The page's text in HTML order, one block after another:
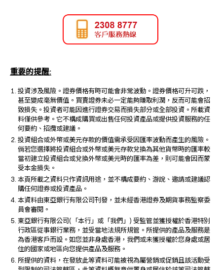
重要的提醒:
投資涉及風險。證券價格有時可能會非常波動。證券價格可升可跌，
甚至變成毫無價值。買賣證券未必一定能夠賺取利潤，反而可能會招
致損失。投資者可能因進行證券交易而損失部分或全部投資。所載資
料僅供參考。它不構成購買或出售任何投資產品或提供投資服務的任
何要約、招攬或建議。
投資組合或外幣或美元存款的價值需承受因匯率波動而產生的風險。
倘若您選擇將投資組合或外幣或美元存款兌換為其他貨幣時的匯率較
當初建立投資組合或兌換外幣或美元時的匯率為差，則可能會因而蒙
受本金損失。
本頁所載之資料只作資訊用途，並不構成要約、游說、邀請或建議認
購任何證券或投資產品。
本資料由東亞銀行有限公司刊發，並未經香港證券及期貨事務監察委
員會審閱。
東亞銀行有限公司(「本行」或「我們」) 受監管並獲授權於香港特別
行政區從事銀行業務，並受當地法規所規管。所提供的產品及服務是
為香港客戶而設。如您並非身處香港，我們或未獲授權於您身處或居
住的國家或地區向您提供產品及服務。
所提供的資料，在發放此等資料可能被視為屬營銷或促銷且該活動受